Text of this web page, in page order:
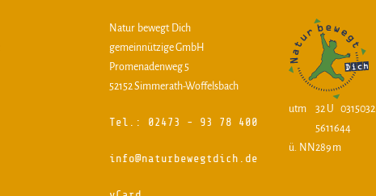
Natur bewegt Dich
gemeinnützige GmbH
Promenadenweg 5
52152 Simmerath-Woffelsbach
Tel.: 02473 - 93 78 400
info@naturbewegtdich.de
utm
32 U 0315032
5611644
ü. NN289 m